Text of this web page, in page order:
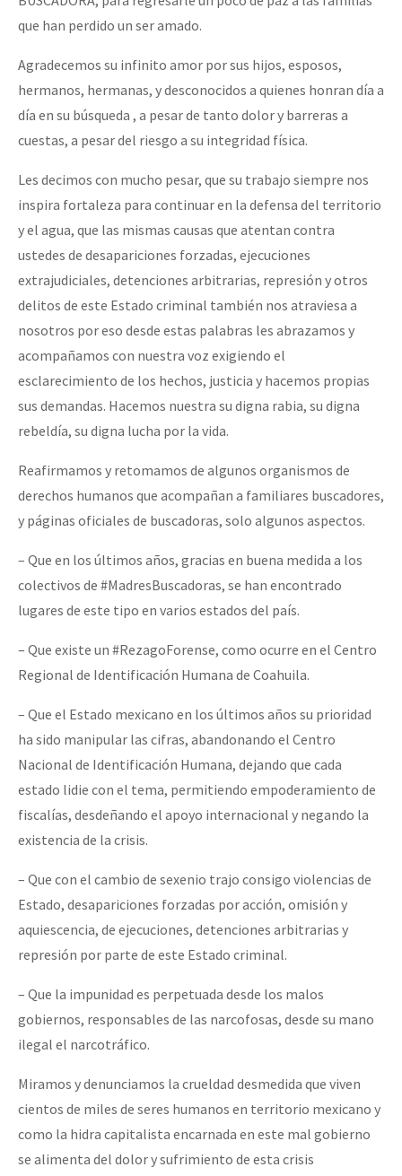
que han perdido un ser amado.
Agradecemos su infinito amor por sus hijos, esposos,
hermanos, hermanas, y desconocidos a quienes honran día a
día en su búsqueda , a pesar de tanto dolor y barreras a
cuestas, a pesar del riesgo a su integridad física.
Les decimos con mucho pesar, que su trabajo siempre nos
inspira fortaleza para continuar en la defensa del territorio
y el agua, que las mismas causas que atentan contra
ustedes de desapariciones forzadas, ejecuciones
extrajudiciales, detenciones arbitrarias, represión y otros
delitos de este Estado criminal también nos atraviesa a
nosotros por eso desde estas palabras les abrazamos y
acompañamos con nuestra voz exigiendo el
esclarecimiento de los hechos, justicia y hacemos propias
sus demandas. Hacemos nuestra su digna rabia, su digna
rebeldía, su digna lucha por la vida.
Reafirmamos y retomamos de algunos organismos de
derechos humanos que acompañan a familiares buscadores,
y páginas oficiales de buscadoras, solo algunos aspectos.
– Que en los últimos años, gracias en buena medida a los
colectivos de #MadresBuscadoras, se han encontrado
lugares de este tipo en varios estados del país.
– Que existe un #RezagoForense, como ocurre en el Centro
Regional de Identificación Humana de Coahuila.
– Que el Estado mexicano en los últimos años su prioridad
ha sido manipular las cifras, abandonando el Centro
Nacional de Identificación Humana, dejando que cada
estado lidie con el tema, permitiendo empoderamiento de
fiscalías, desdeñando el apoyo internacional y negando la
existencia de la crisis.
– Que con el cambio de sexenio trajo consigo violencias de
Estado, desapariciones forzadas por acción, omisión y
aquiescencia, de ejecuciones, detenciones arbitrarias y
represión por parte de este Estado criminal.
– Que la impunidad es perpetuada desde los malos
gobiernos, responsables de las narcofosas, desde su mano
ilegal el narcotráfico.
Miramos y denunciamos la crueldad desmedida que viven
cientos de miles de seres humanos en territorio mexicano y
como la hidra capitalista encarnada en este mal gobierno
se alimenta del dolor y sufrimiento de esta crisis